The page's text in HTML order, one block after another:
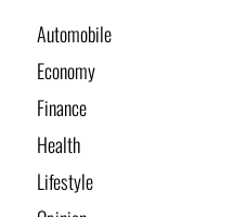
Automobile
Economy
Finance
Health
Lifestyle